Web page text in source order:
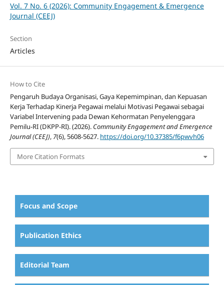
Vol. 7 No. 6 (2026): Community Engagement & Emergence
Journal (CEEJ)
Section
Articles
How to Cite
Pengaruh Budaya Organisasi, Gaya Kepemimpinan, dan Kepuasan
Kerja Terhadap Kinerja Pegawai melalui Motivasi Pegawai sebagai
Variabel Intervening pada Dewan Kehormatan Penyelenggara
Pemilu-RI (DKPP-RI). (2026). Community Engagement and Emergence
Journal (CEEJ), 7(6), 5608-5627. https://doi.org/10.37385/f6pwvh06
More Citation Formats
Focus and Scope
Publication Ethics
Editorial Team